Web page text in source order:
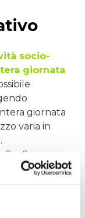
socio-
giornata
giornata
varia in
Surfing
Castle,
Dublin